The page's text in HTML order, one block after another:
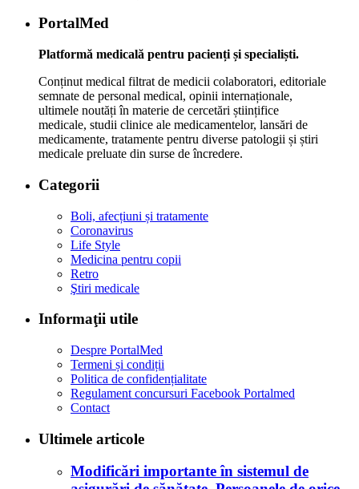
PortalMed
Platformă medicală pentru pacienți și specialiști.
Conținut medical filtrat de medicii colaboratori, editoriale
semnate de personal medical, opinii internaționale,
ultimele noutăți în materie de cercetări științifice
medicale, studii clinice ale medicamentelor, lansări de
medicamente, tratamente pentru diverse patologii și știri
medicale preluate din surse de încredere.
Categorii
Boli, afecțiuni și tratamente
Coronavirus
Life Style
Medicina pentru copii
Retro
Ştiri medicale
Informaţii utile
Despre PortalMed
Termeni și condiții
Politica de confidențialitate
Regulament concursuri Facebook Portalmed
Contact
Ultimele articole
Modificări importante în sistemul de